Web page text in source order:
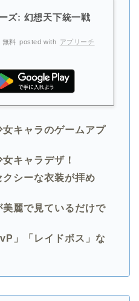
ズ: 幻想天下統一戦
無料 posted with アプリーチ
キャラのゲームアプ
キャラデザ！
シーな衣装が拝め
麗で見ているだけで
」「レイドボス」な